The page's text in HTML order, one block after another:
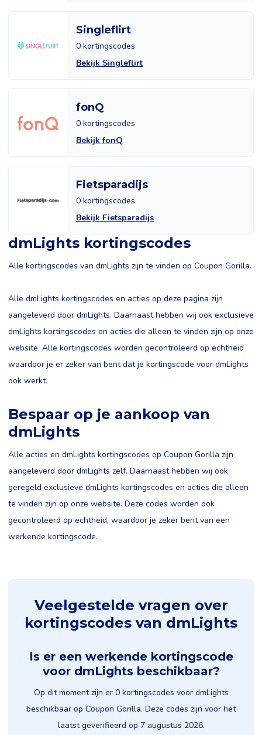
Singleflirt
0 kortingscodes
Bekijk Singleflirt
fonQ
0 kortingscodes
Bekijk fonQ
Fietsparadijs
0 kortingscodes
Bekijk Fietsparadijs
dmLights kortingscodes
Alle kortingscodes van dmLights zijn te vinden op Coupon Gorilla.
Alle dmLights kortingscodes en acties op deze pagina zijn
aangeleverd door dmLights. Daarnaast hebben wij ook exclusieve
dmLights kortingscodes en acties die alleen te vinden zijn op onze
website. Alle kortingscodes worden gecontroleerd op echtheid
waardoor je er zeker van bent dat je kortingscode voor dmLights
ook werkt.
Bespaar op je aankoop van
dmLights
Alle acties en dmLights kortingscodes op Coupon Gorilla zijn
aangeleverd door dmLights zelf. Daarnaast hebben wij ook
geregeld exclusieve dmLights kortingscodes en acties die alleen
te vinden zijn op onze website. Deze codes worden ook
gecontroleerd op echtheid, waardoor je zeker bent van een
werkende kortingscode.
Veelgestelde vragen over
kortingscodes van dmLights
Is er een werkende kortingscode
voor dmLights beschikbaar?
Op dit moment zijn er 0 kortingscodes voor dmLights
beschikbaar op Coupon Gorilla. Deze codes zijn voor het
laatst geverifieerd op 7 augustus 2026.